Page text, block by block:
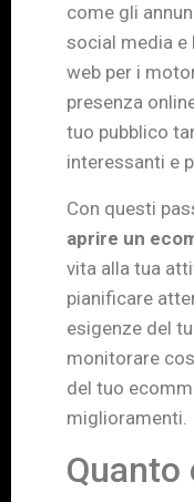
come gli
social media e
web per i
presenza
tuo pubblico
interessanti e
Con questi
aprire un
vita alla tua
pianificare
esigenze del
monitorare
del tuo
miglioramenti.
Quanto